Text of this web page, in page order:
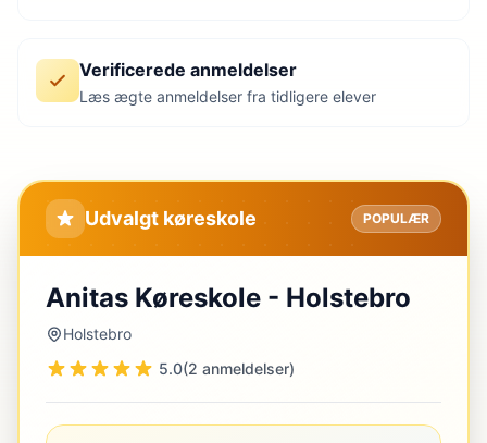
Verificerede anmeldelser
Læs ægte anmeldelser fra tidligere elever
Udvalgt køreskole POPULÆR
Anitas Køreskole - Holstebro
Holstebro
5.0(2 anmeldelser)